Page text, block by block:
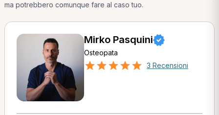
ma potrebbero comunque fare al caso tuo.
Mirko Pasquini
Osteopata
3 Recensioni